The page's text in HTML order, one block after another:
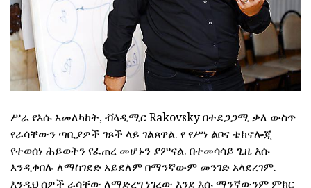
ሥራ የእሱ አመለካከት, ቭላዲሚር Rakovsky በተደጋጋሚ ቃለ ውስጥ
የራሳቸውን ጣቢያዎች ገጾች ላይ ገልጸዋል. የ የሥነ ልቦና ቴክኖሎጂ
የተወሰነ ሕይወትን የፈጠረ መሆኑን ያምናል. በተመሳሳይ ጊዜ እሱ
እንዲቀበሉ ለማስገደድ አይደለም በማንኛውም መንገድ አላደረገም.
እንዲህ ሰዎች ራሳቸው ለማድረግ ነገረው እንደ እሱ ማንኛውንም ምክር